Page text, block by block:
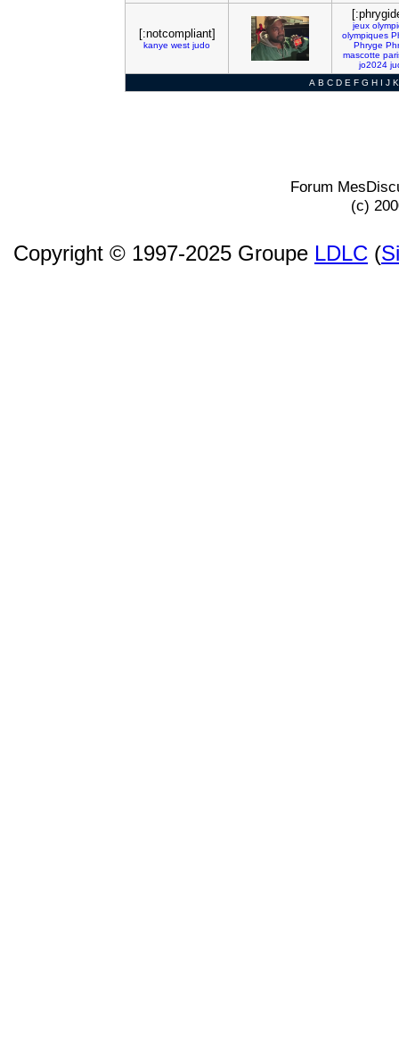
[:notcompliant]
kanye west judo
jeux
olympiques
Phryge
mascotte
jo2024
A B C D E F G H I J K
Forum
(c)
Copyright © 1997-2025 Groupe LDLC (